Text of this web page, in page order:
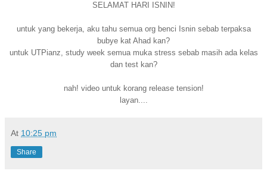
SELAMAT HARI ISNIN!
untuk yang bekerja, aku tahu semua org benci Isnin sebab terpaksa
bubye kat Ahad kan?
untuk UTPianz, study week semua muka stress sebab masih ada kelas
dan test kan?
nah! video untuk korang release tension!
layan....
At 10:25 pm
Share